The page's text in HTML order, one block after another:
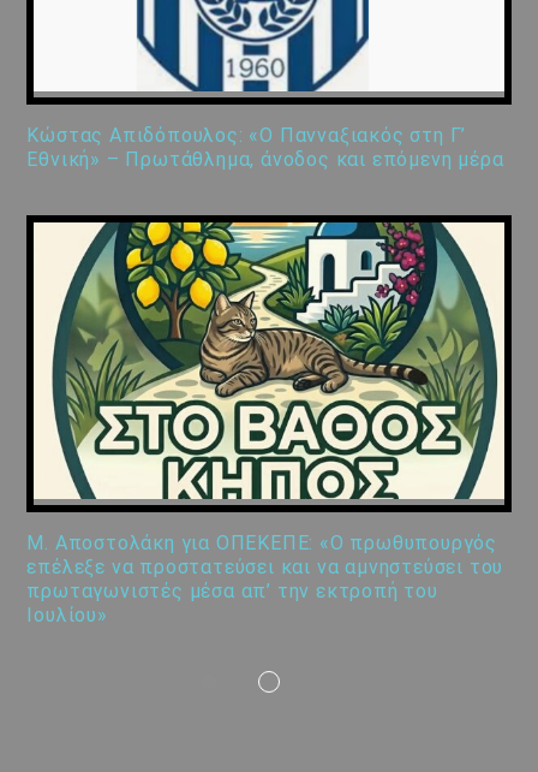
Κώστας Απιδόπουλος: «Ο Πανναξιακός στη Γ’
Εθνική» – Πρωτάθλημα, άνοδος και επόμενη μέρα
Μ. Αποστολάκη για ΟΠΕΚΕΠΕ: «Ο πρωθυπουργός
επέλεξε να προστατεύσει και να αμνηστεύσει του
πρωταγωνιστές μέσα απ’ την εκτροπή του
Ιουλίου»